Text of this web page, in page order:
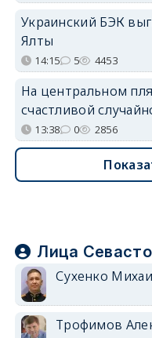
Украинский БЭК
Ялты
14:15 5 4453
На центральном
счастливой
13:38 0 2856
Лица
Сухенко
Трофимов